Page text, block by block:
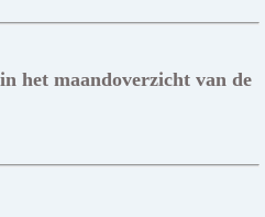
het maandoverzicht van de